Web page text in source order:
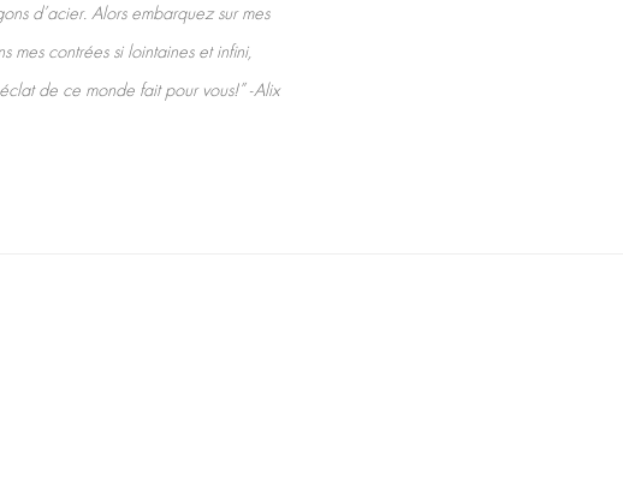
d’acier. Alors embarquez sur mes
mes contrées si lointaines et infini,
de ce monde fait pour vous!” -Alix